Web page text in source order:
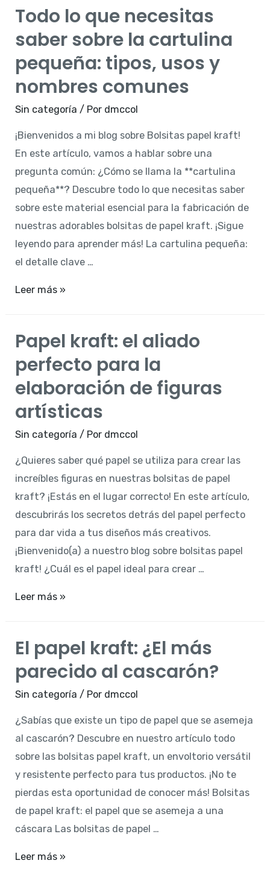
sobre
el
kraft
para
envolver
Todo lo que necesitas
saber sobre la cartulina
pequeña: tipos, usos y
nombres comunes
Sin categoría / Por dmccol
¡Bienvenidos a mi blog sobre Bolsitas papel kraft!
En este artículo, vamos a hablar sobre una
pregunta común: ¿Cómo se llama la **cartulina
pequeña**? Descubre todo lo que necesitas saber
sobre este material esencial para la fabricación de
nuestras adorables bolsitas de papel kraft. ¡Sigue
leyendo para aprender más! La cartulina pequeña:
el detalle clave …
Todo
necesitas
saber
sobre
la
cartulina
pequeña:
Leer más »
Papel kraft: el aliado
perfecto para la
elaboración de figuras
artísticas
Sin categoría / Por dmccol
¿Quieres saber qué papel se utiliza para crear las
increíbles figuras en nuestras bolsitas de papel
kraft? ¡Estás en el lugar correcto! En este artículo,
descubrirás los secretos detrás del papel perfecto
para dar vida a tus diseños más creativos.
¡Bienvenido(a) a nuestro blog sobre bolsitas papel
kraft! ¿Cuál es el papel ideal para crear …
Papel
aliado
perfecto
para
elaboración
de
figuras
artísticas
Leer más »
El papel kraft: ¿El más
parecido al cascarón?
Sin categoría / Por dmccol
¿Sabías que existe un tipo de papel que se asemeja
al cascarón? Descubre en nuestro artículo todo
sobre las bolsitas papel kraft, un envoltorio versátil
y resistente perfecto para tus productos. ¡No te
pierdas esta oportunidad de conocer más! Bolsitas
de papel kraft: el papel que se asemeja a una
cáscara Las bolsitas de papel …
El
Leer más »